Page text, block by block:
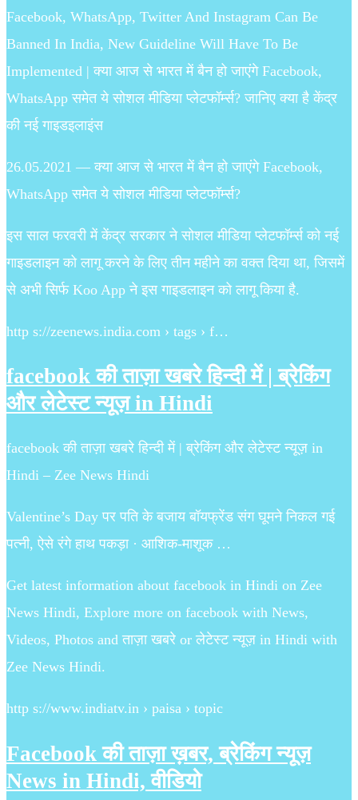
Facebook, WhatsApp, Twitter And Instagram Can Be
Banned In India, New Guideline Will Have To Be
Implemented | क्या आज से भारत में बैन हो जाएंगे Facebook,
WhatsApp समेत ये सोशल मीडिया प्लेटफॉर्म्स? जानिए क्या है केंद्र
की नई गाइडइलाइंस
26.05.2021 — क्या आज से भारत में बैन हो जाएंगे Facebook,
WhatsApp समेत ये सोशल मीडिया प्लेटफॉर्म्स?
इस साल फरवरी में केंद्र सरकार ने सोशल मीडिया प्लेटफॉर्म्स को नई
गाइडलाइन को लागू करने के लिए तीन महीने का वक्त दिया था, जिसमें
से अभी सिर्फ Koo App ने इस गाइडलाइन को लागू किया है.
http s://zeenews.india.com › tags › f…
facebook की ताज़ा खबरे हिन्दी में | ब्रेकिंग
और लेटेस्ट न्यूज़ in Hindi
facebook की ताज़ा खबरे हिन्दी में | ब्रेकिंग और लेटेस्ट न्यूज़ in
Hindi – Zee News Hindi
Valentine’s Day पर पति के बजाय बॉयफ्रेंड संग घूमने निकल गई
पत्नी, ऐसे रंगे हाथ पकड़ा · आशिक-माशूक …
Get latest information about facebook in Hindi on Zee
News Hindi, Explore more on facebook with News,
Videos, Photos and ताज़ा खबरे or लेटेस्ट न्यूज़ in Hindi with
Zee News Hindi.
http s://www.indiatv.in › paisa › topic
Facebook की ताज़ा ख़बर, ब्रेकिंग न्यूज़
News in Hindi, वीडियो